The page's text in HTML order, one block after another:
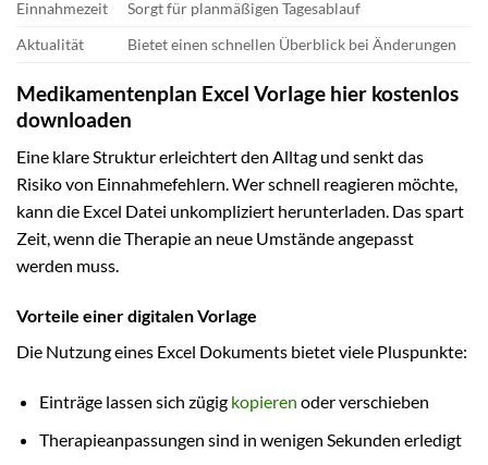
Einnahmezeit
Sorgt für planmäßigen Tagesablauf
Aktualität
Bietet einen schnellen Überblick bei Änderungen
Medikamentenplan Excel Vorlage hier kostenlos
downloaden
Eine klare Struktur erleichtert den Alltag und senkt das
Risiko von Einnahmefehlern. Wer schnell reagieren möchte,
kann die Excel Datei unkompliziert herunterladen. Das spart
Zeit, wenn die Therapie an neue Umstände angepasst
werden muss.
Vorteile einer digitalen Vorlage
Die Nutzung eines Excel Dokuments bietet viele Pluspunkte:
Einträge lassen sich zügig kopieren oder verschieben
Therapieanpassungen sind in wenigen Sekunden erledigt